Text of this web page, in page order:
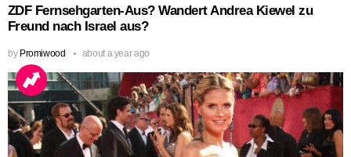
ZDF Fernsehgarten-Aus? Wandert Andrea Kiewel zu
Freund nach Israel aus?
by Promiwood about a year ago